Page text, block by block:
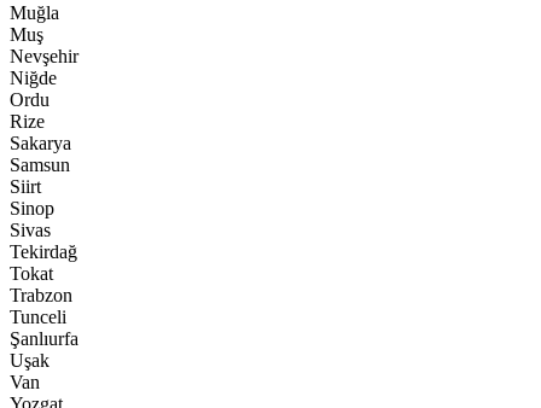
Muğla
Muş
Nevşehir
Niğde
Ordu
Rize
Sakarya
Samsun
Siirt
Sinop
Sivas
Tekirdağ
Tokat
Trabzon
Tunceli
Şanlıurfa
Uşak
Van
Yozgat